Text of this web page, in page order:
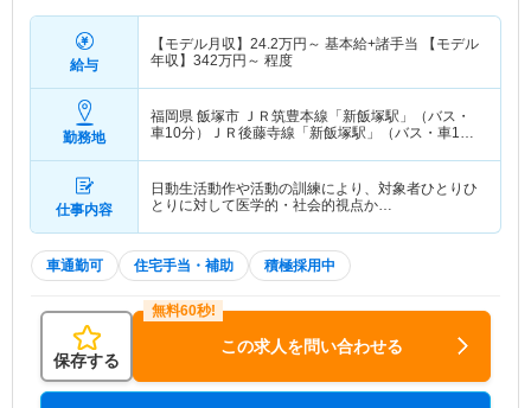
給与
【モデル月収】 24.2万円～ 基本給+諸手当 【モデル
年収】 342万円～ 程度
勤務地
福岡県 飯塚市 ＪＲ筑豊本線「新飯塚駅」（バス・
車10分）ＪＲ後藤寺線「新飯塚駅」（バス・車10
仕事内容
日動生活動作や活動の訓練により、対象者ひとりひ
とりに対して医学的・社会的視点か…
車通勤可 住宅手当・補助 積極採用中
保存する
この求人を問い合わせる